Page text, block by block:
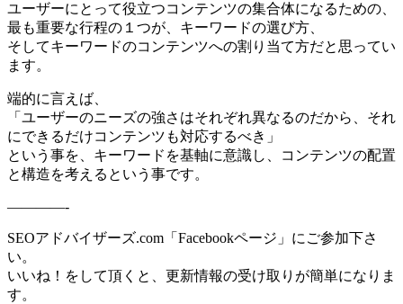
ユーザーにとって役立つコンテンツの集合体になるための、
最も重要な行程の１つが、キーワードの選び方、
そしてキーワードのコンテンツへの割り当て方だと思ってい
ます。
端的に言えば、
「ユーザーのニーズの強さはそれぞれ異なるのだから、それ
にできるだけコンテンツも対応するべき」
という事を、キーワードを基軸に意識し、コンテンツの配置
と構造を考えるという事です。
————-
SEOアドバイザーズ.com「Facebookページ」にご参加下さ
い。
いいね！をして頂くと、更新情報の受け取りが簡単になりま
す。